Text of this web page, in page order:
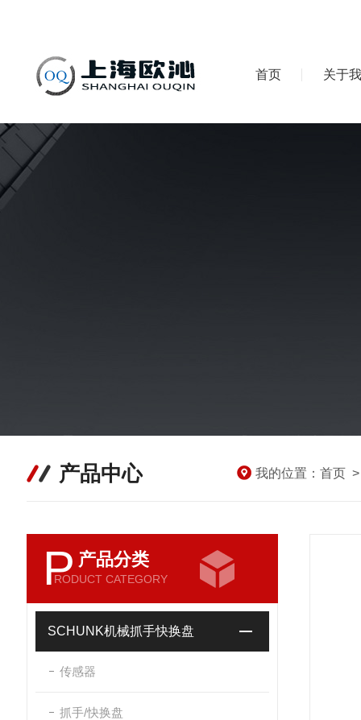
首页 关于
产品中心 我的位置： 首页
P 产品分类
RODUCT CATEGORY
SCHUNK机械抓手快换盘
传感器
抓手/快换盘